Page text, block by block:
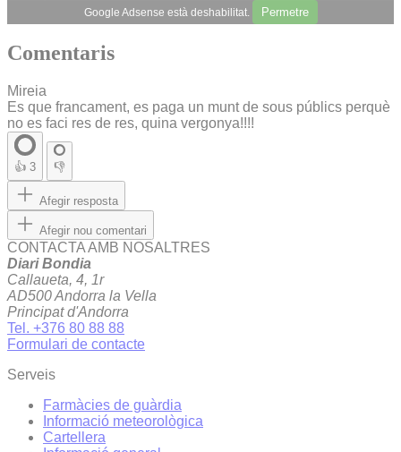
Google Adsense està deshabilitat. Permetre
Comentaris
Mireia
Es que francament, es paga un munt de sous públics perquè
no es faci res de res, quina vergonya!!!!
👍 3 👎
Afegir resposta
Afegir nou comentari
CONTACTA AMB NOSALTRES
Diari Bondia
Callaueta, 4, 1r
AD500 Andorra la Vella
Principat d'Andorra
Tel. +376 80 88 88
Formulari de contacte
Serveis
Farmàcies de guàrdia
Informació meteorològica
Cartellera